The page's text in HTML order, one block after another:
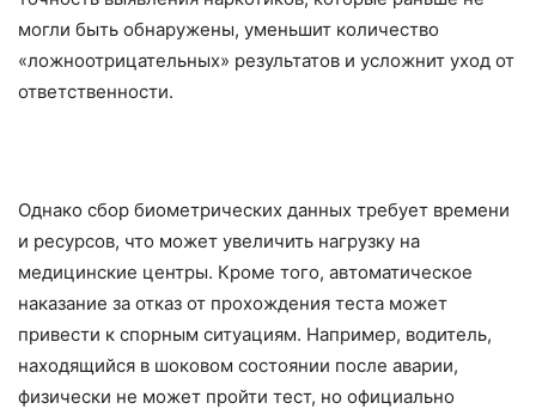
могли быть обнаружены, уменьшит количество
«ложноотрицательных» результатов и усложнит уход от
ответственности.
Однако сбор биометрических данных требует времени
и ресурсов, что может увеличить нагрузку на
медицинские центры. Кроме того, автоматическое
наказание за отказ от прохождения теста может
привести к спорным ситуациям. Например, водитель,
находящийся в шоковом состоянии после аварии,
физически не может пройти тест, но официально